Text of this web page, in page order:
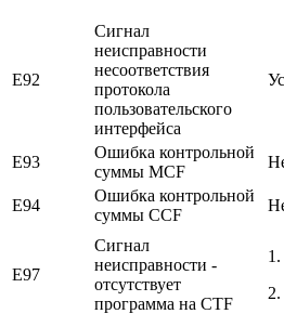
E92
Сигнал
неисправности
несоответствия
протокола
пользовательского
интерфейса
E93
Ошибка контрольной
суммы MCF
E94
Ошибка контрольной
суммы CCF
E97
Сигнал
неисправности -
отсутствует
программа на CTF